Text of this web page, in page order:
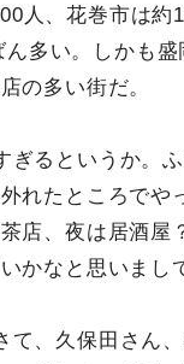
人、花巻市は約
多い。しかも
の多い街だ。
ぎるというか。
れたところでや
店、夜は居酒
かなと思いまし
、久保田さん